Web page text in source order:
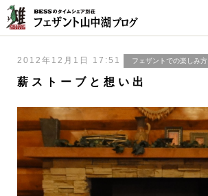
2012年12月1日 17:51 フェザントでの楽しみ方
薪ストーブと想い出